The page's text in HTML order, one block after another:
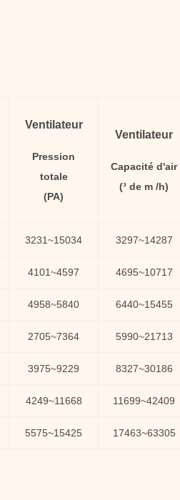
Ventilateur
Pression
totale
(PA)
Ventilateur
Capacité d'air
(³ de m /h)
3231~15034 3297~14287
4101~4597 4695~10717
4958~5840 6440~15455
2705~7364 5990~21713
3975~9229 8327~30186
4249~11668 11699~42409
5575~15425 17463~63305